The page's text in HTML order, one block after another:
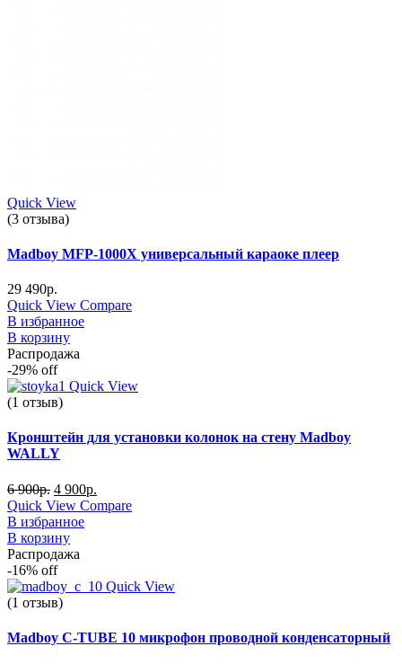
Quick View
(3 отзыва)
Madboy MFP-1000X универсальный караоке плеер
29 490р.
Quick View Compare
В избранное
В корзину
Распродажа
-29% off
Quick View
(1 отзыв)
Кронштейн для установки колонок на стену Madboy
WALLY
6 900р. 4 900р.
Quick View Compare
В избранное
В корзину
Распродажа
-16% off
Quick View
(1 отзыв)
Madboy C-TUBE 10 микрофон проводной конденсаторный